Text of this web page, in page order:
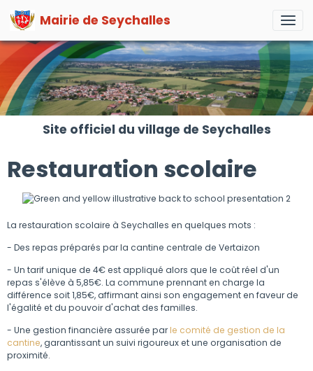
Mairie de Seychalles
Site officiel du village de Seychalles
Restauration scolaire
La restauration scolaire à Seychalles en quelques mots :
- Des repas préparés par la cantine centrale de Vertaizon
- Un tarif unique de 4€ est appliqué alors que le coût réel d'un
repas s'élève à 5,85€. La commune prennant en charge la
différence soit 1,85€, affirmant ainsi son engagement en faveur de
l'égalité et du pouvoir d'achat des familles.
- Une gestion financière assurée parle comité de gestion de la
cantine, garantissant un suivi rigoureux et une organisation de
proximité.